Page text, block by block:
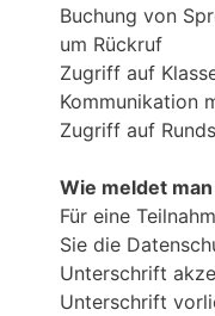
Buchung von
um Rückruf
Zugriff auf
Kommunikation
Zugriff auf
Wie meldet
Für eine
Sie die
Unterschrift
Unterschrift